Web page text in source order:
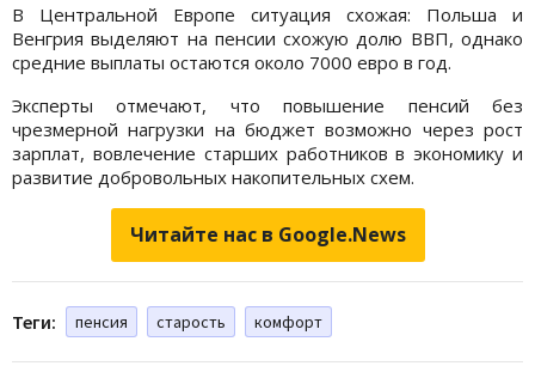
В Центральной Европе ситуация схожая: Польша и
Венгрия выделяют на пенсии схожую долю ВВП, однако
средние выплаты остаются около 7000 евро в год.
Эксперты отмечают, что повышение пенсий без
чрезмерной нагрузки на бюджет возможно через рост
зарплат, вовлечение старших работников в экономику и
развитие добровольных накопительных схем.
Читайте нас в Google.News
Теги: пенсия старость комфорт